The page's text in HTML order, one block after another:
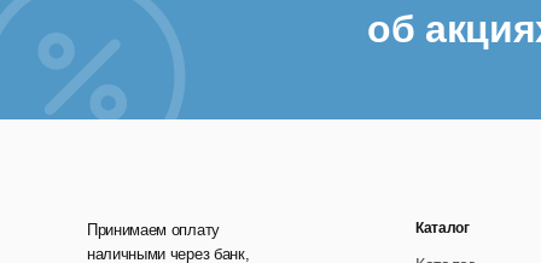
об
Принимаем оплату
наличными через банк,
Каталог